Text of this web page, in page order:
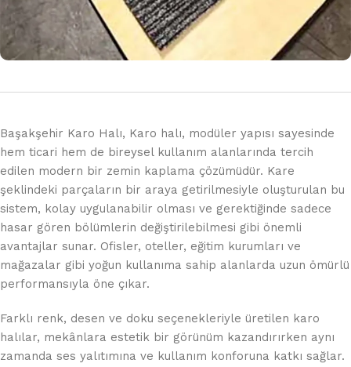
Başakşehir Karo Halı, Karo halı, modüler yapısı sayesinde
hem ticari hem de bireysel kullanım alanlarında tercih
edilen modern bir zemin kaplama çözümüdür. Kare
şeklindeki parçaların bir araya getirilmesiyle oluşturulan bu
sistem, kolay uygulanabilir olması ve gerektiğinde sadece
hasar gören bölümlerin değiştirilebilmesi gibi önemli
avantajlar sunar. Ofisler, oteller, eğitim kurumları ve
mağazalar gibi yoğun kullanıma sahip alanlarda uzun ömürlü
performansıyla öne çıkar.
Farklı renk, desen ve doku seçenekleriyle üretilen karo
halılar, mekânlara estetik bir görünüm kazandırırken aynı
zamanda ses yalıtımına ve kullanım konforuna katkı sağlar.